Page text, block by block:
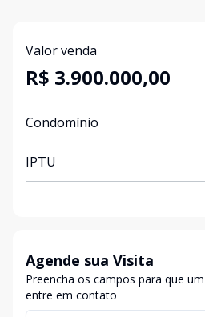
Valor venda
R$ 3.900.000,00
Condomínio
IPTU
Agende sua Visita
Preencha os campos para que
entre em contato